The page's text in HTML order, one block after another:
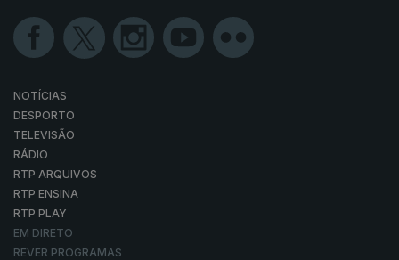
NOTÍCIAS
DESPORTO
TELEVISÃO
RÁDIO
RTP ARQUIVOS
RTP ENSINA
RTP PLAY
EM DIRETO
REVER PROGRAMAS